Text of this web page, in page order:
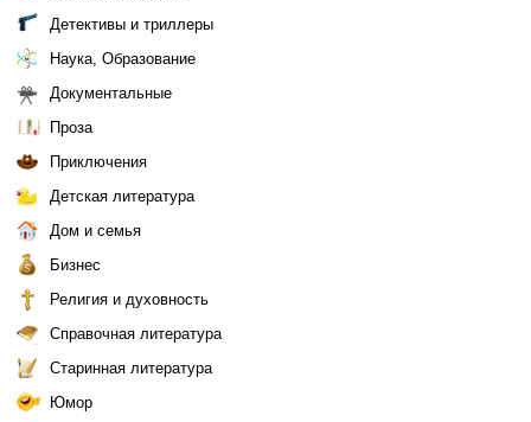
Детективы и триллеры
Наука, Образование
Документальные
Проза
Приключения
Детская литература
Дом и семья
Бизнес
Религия и духовность
Справочная литература
Старинная литература
Юмор